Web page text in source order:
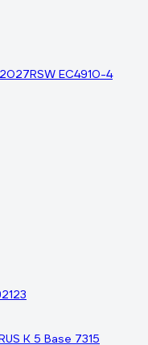
EC4910-4